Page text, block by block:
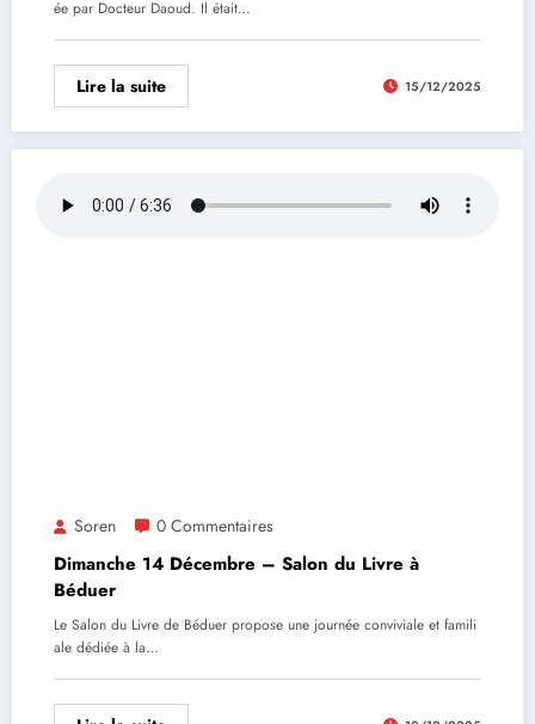
ée par Docteur Daoud. Il était…
Lire la suite 15/12/2025
Soren 0 Commentaires
Dimanche 14 Décembre – Salon du Livre à
Béduer
Le Salon du Livre de Béduer propose une journée conviviale et famili
ale dédiée à la…